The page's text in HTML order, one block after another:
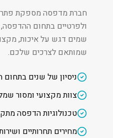
חברת מדפסה מספקת
ולפרטיים בתחום ההדפסה,
שמים דגש על איכות,
שמותאם לצרכים שלכם.
ניסיון של שנים
צוות מקצועי ומסור
טכנולוגיות הדפסה
מחירים תחרותיים